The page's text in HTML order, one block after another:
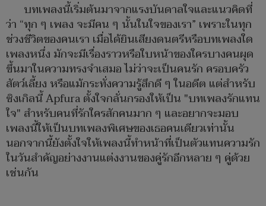
บทเพลงนี้เริ่มต้นมาจากแรงบันดาลใจและแนวคิดที่
ว่า “ทุก ๆ เพลง จะมีคน ๆ นั้นในใจของเรา” เพราะในทุก
ช่วงชีวิตของคนเรา เมื่อได้ยินเสียงดนตรีหรือบทเพลงใด
เพลงหนึ่ง มักจะมีเรื่องราวหรือใบหน้าของใครบางคนผุด
ขึ้นมาในความทรงจำเสมอ ไม่ว่าจะเป็นคนรัก ครอบครัว
สัตว์เลี้ยง หรือแม้กระทั่งความรู้สึกดี ๆ ในอดีต แต่สำหรับ
ซิงเกิลนี้ Apfura ตั้งใจกลั่นกรองให้เป็น "บทเพลงรักแทน
ใจ" สำหรับคนที่รักใครสักคนมาก ๆ และอยากจะมอบ
เพลงนี้ให้เป็นบทเพลงพิเศษของเธอคนเดียวเท่านั้น
นอกจากนี้ยังตั้งใจให้เพลงนี้ทำหน้าที่เป็นตัวแทนความรัก
ในวันสำคัญอย่างงานแต่งงานของคู่รักอีกหลาย ๆ คู่ด้วย
เช่นกัน